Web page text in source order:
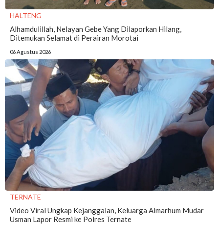
HALTENG
Alhamdulillah, Nelayan Gebe Yang Dilaporkan Hilang,
Ditemukan Selamat di Perairan Morotai
06 Agustus 2026
TERNATE
Video Viral Ungkap Kejanggalan, Keluarga Almarhum Mudar
Usman Lapor Resmi ke Polres Ternate